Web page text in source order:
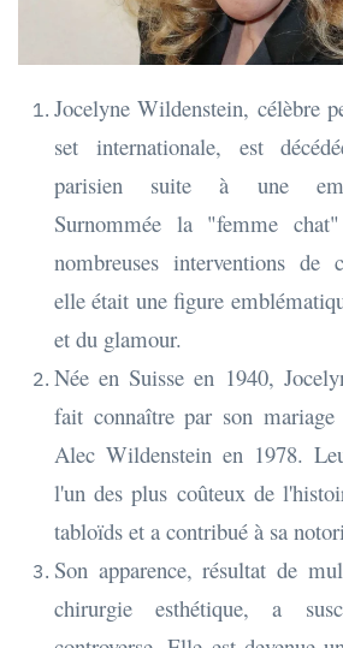
Jocelyne Wildenstein, célèbre
set internationale, est
parisien suite à une
Surnommée la "femme
nombreuses interventions de
elle était une figure
et du glamour.
Née en Suisse en 1940,
fait connaître par son
Alec Wildenstein en 1978.
l'un des plus coûteux de
tabloïds et a contribué à sa
Son apparence, résultat de
chirurgie esthétique, a